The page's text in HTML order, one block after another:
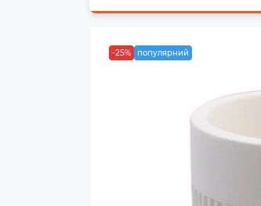
-25% популярний